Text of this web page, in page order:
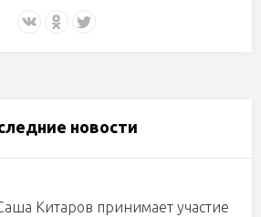
новости
Китаров принимает участие